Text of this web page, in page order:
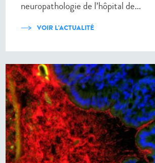
neuropathologie de l’hôpital de...
VOIR L'ACTUALITÉ